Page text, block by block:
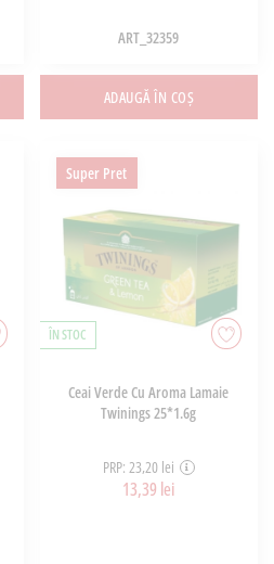
ART_32359
ADAUGĂ ÎN COȘ
Super Pret
ÎN STOC
Ceai Verde Cu Aroma Lamaie
Twinings 25*1.6g
PRP: 23,20 lei
13,39 lei